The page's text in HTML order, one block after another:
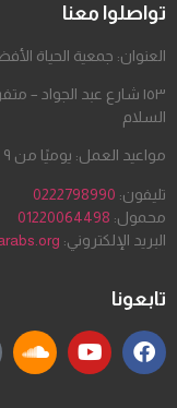
تواصلوا معنا
العنوان: جمعية الحياة
١٥٣ شارع عبد الجواد
السلام
مواعيد العمل: يوميًا من ٩ صباحًا إلى ٦ مساءً (ما عدا الجمعة والسبت)
تليفون: 0222798990
محمول: 01220064498
البريد الإلكتروني:
تابعونا